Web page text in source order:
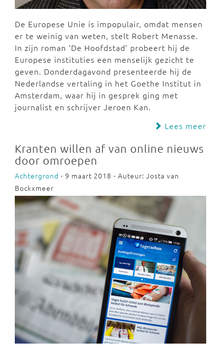
De Europese Unie is impopulair, omdat mensen
er te weinig van weten, stelt Robert Menasse.
In zijn roman ‘De Hoofdstad’ probeert hij de
Europese instituties een menselijk gezicht te
geven. Donderdagavond presenteerde hij de
Nederlandse vertaling in het Goethe Institut in
Amsterdam, waar hij in gesprek ging met
journalist en schrijver Jeroen Kan.
Lees meer
Kranten willen af van online nieuws
door omroepen
Achtergrond - 9 maart 2018 - Auteur: Josta van
Bockxmeer